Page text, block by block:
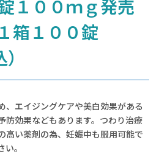
１００ｍｇ発売
１箱１００錠
、エイジングケアや美白効果がある
防効果などもあります。つわり治療
高い薬剤の為、妊娠中も服用可能で
。